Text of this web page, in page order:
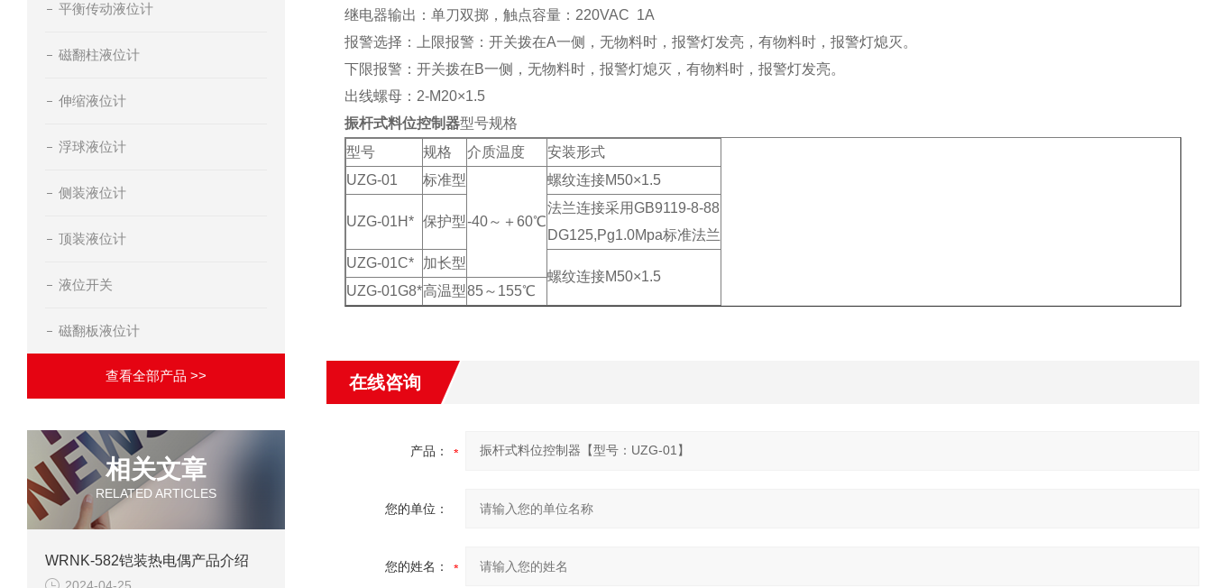
平衡传动液位计
磁翻柱液位计
伸缩液位计
浮球液位计
侧装液位计
顶装液位计
液位开关
磁翻板液位计
查看全部产品 >>
相关文章
RELATED ARTICLES
WRNK-582铠装热电偶产品介绍
继电器输出：单刀双掷，触点容量：220VAC 1A
报警选择：上限报警：开关拨在A一侧，无物料时，报警灯发亮，有物料时，报警灯熄灭。
下限报警：开关拨在B一侧，无物料时，报警灯熄灭，有物料时，报警灯发亮。
出线螺母：2-M20×1.5
振杆式料位控制器型号规格
型号
规格 介质温度
安装形式
UZG-01
标准型
-40～＋60℃
螺纹连接M50×1.5
UZG-01H* 保护型
法兰连接采用GB9119-8-88
DG125,Pg1.0Mpa标准法兰
UZG-01C*
加长型
螺纹连接M50×1.5
UZG-01G8*高温型85～155℃
在线咨询
产品：
您的单位：
您的姓名：